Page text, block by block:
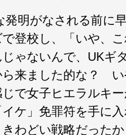
明がなされる前に
登校し、「いや、
ゃないんで、UKギ
来ました的な？ い
で女子ヒエラルキ
ケ」免罪符を手に
わどい戦略だった